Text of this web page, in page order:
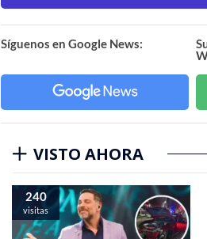
Síguenos en Google News:
VISTO AHORA
240
visitas